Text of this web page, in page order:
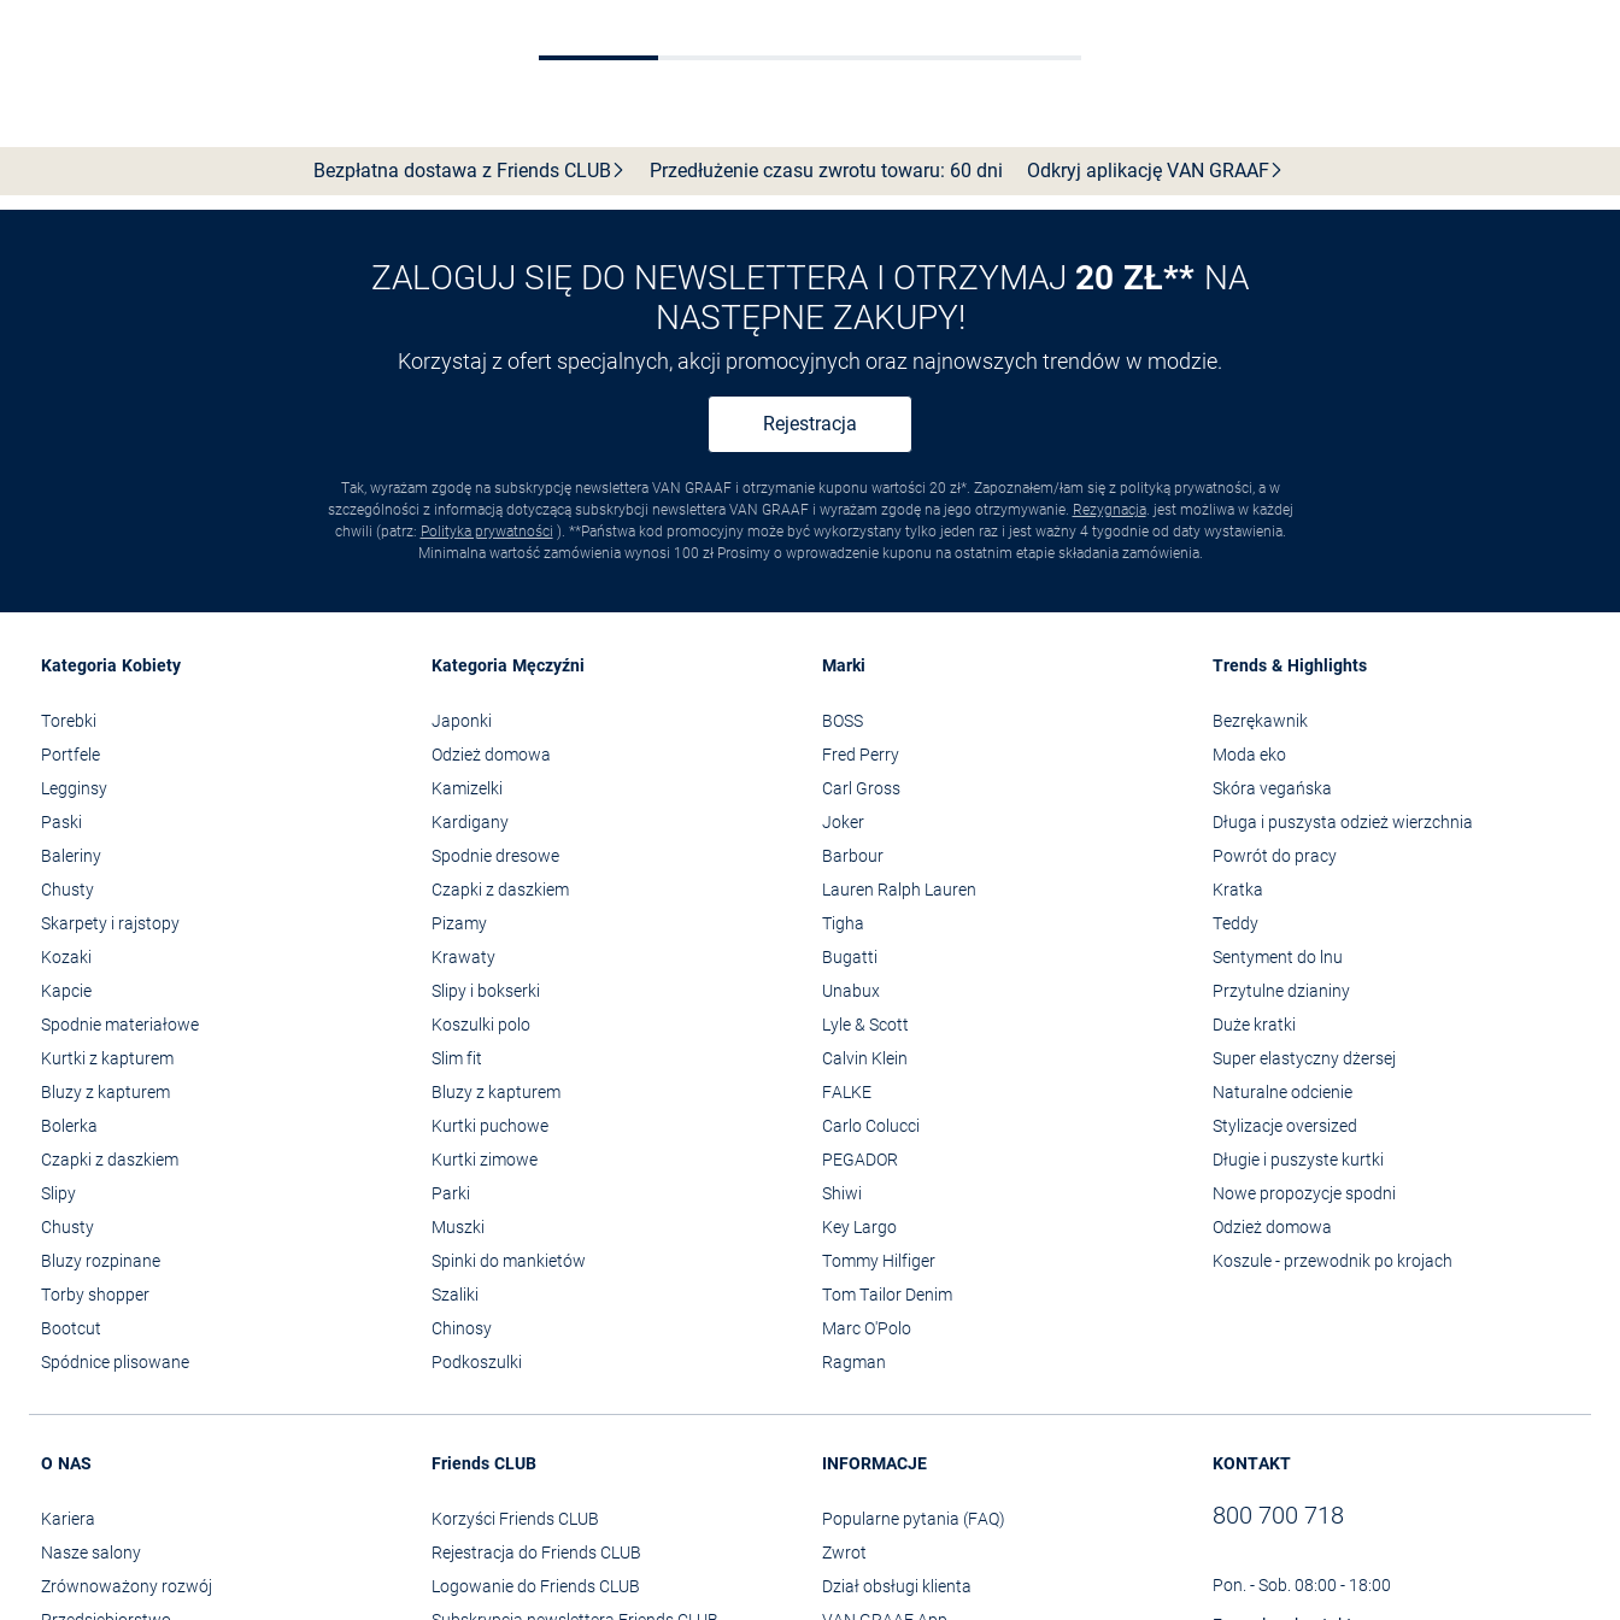
Wybierz rozmiar
Bezpłatna dostawa z FriendsCLUB Przedłużenie czasu zwrotu towaru: 60 dni Odkryj aplikację VAN GRAAF
ZALOGUJ SIĘ DO NEWSLETTERA I OTRZYMAJ 20 ZŁ** NA
NASTĘPNE ZAKUPY!
Korzystaj z ofert specjalnych, akcji promocyjnych oraz najnowszych trendów w modzie.
Rejestracja
Tak, wyrażam zgodę na subskrypcję newslettera VAN GRAAF i otrzymanie kuponu wartości 20 zł*. Zapoznałem/łam się z polityką prywatności, a w
szczególności z informacją dotyczącą subskrybcji newslettera VAN GRAAF i wyrażam zgodę na jego otrzymywanie. Rezygnacja. jest możliwa w każdej
chwili (patrz: Polityka prywatności ). **Państwa kod promocyjny może być wykorzystany tylko jeden raz i jest ważny 4 tygodnie od daty wystawienia.
Minimalna wartość zamówienia wynosi 100 zł Prosimy o wprowadzenie kuponu na ostatnim etapie składania zamówienia.
Kategoria Kobiety
Torebki
Portfele
Legginsy
Paski
Baleriny
Chusty
Skarpety i rajstopy
Kozaki
Kapcie
Spodnie materiałowe
Kurtki z kapturem
Bluzy z kapturem
Bolerka
Czapki z daszkiem
Slipy
Chusty
Bluzy rozpinane
Torby shopper
Bootcut
Spódnice plisowane
Kategoria Męczyźni
Japonki
Odzież domowa
Kamizelki
Kardigany
Spodnie dresowe
Czapki z daszkiem
Pizamy
Krawaty
Slipy i bokserki
Koszulki polo
Slim fit
Bluzy z kapturem
Kurtki puchowe
Kurtki zimowe
Parki
Muszki
Spinki do mankietów
Szaliki
Chinosy
Podkoszulki
Marki
BOSS
Fred Perry
Carl Gross
Joker
Barbour
Lauren Ralph Lauren
Tigha
Bugatti
Unabux
Lyle & Scott
Calvin Klein
FALKE
Carlo Colucci
PEGADOR
Shiwi
Key Largo
Tommy Hilfiger
Tom Tailor Denim
Marc O'Polo
Ragman
Trends & Highlights
Bezrękawnik
Moda eko
Skóra vegańska
Długa i puszysta odzież wierzchnia
Powrót do pracy
Kratka
Teddy
Sentyment do lnu
Przytulne dzianiny
Duże kratki
Super elastyczny dżersej
Naturalne odcienie
Stylizacje oversized
Długie i puszyste kurtki
Nowe propozycje spodni
Odzież domowa
Koszule - przewodnik po krojach
O NAS
Kariera
Nasze salony
Zrównoważony rozwój
Friends CLUB
Korzyści Friends CLUB
Rejestracja do Friends CLUB
Logowanie do Friends CLUB
INFORMACJE
Popularne pytania (FAQ)
Zwrot
Dział obsługi klienta
KONTAKT
800 700 718
Pon. - Sob. 08:00 - 18:00